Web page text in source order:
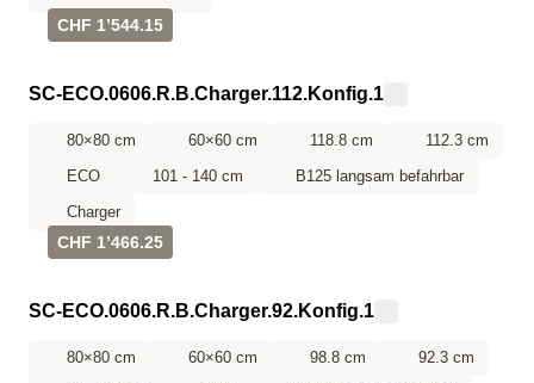
CHF 1’544.15
SC-ECO.0606.R.B.Charger.112.Konfig.1
80×80 cm 60×60 cm 118.8 cm
112.3 cm
ECO
101 - 140 cm
B125 langsam befahrbar
Charger
CHF 1’466.25
SC-ECO.0606.R.B.Charger.92.Konfig.1
80×80 cm 60×60 cm 98.8 cm
92.3 cm